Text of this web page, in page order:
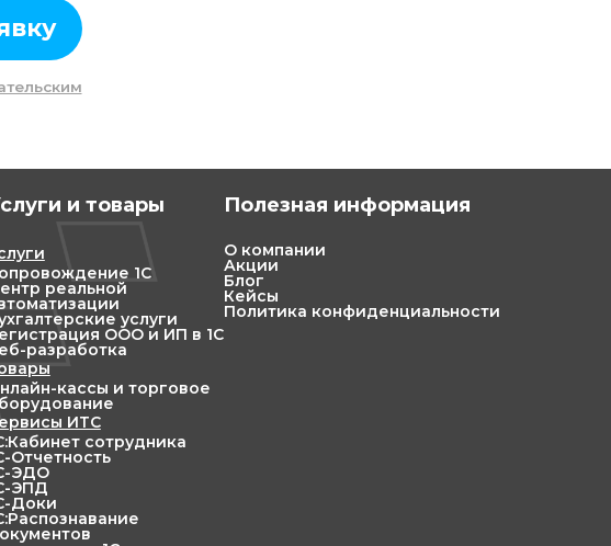
и товары
1С
реальной
услуги
ООО и ИП в 1С
разработка
кассы и торговое
ИТС
сотрудника
Отчетность
ЭДО
ЭПД
Доки
Полезная информация
О компании
Акции
Блог
Кейсы
Политика конфиденциальности